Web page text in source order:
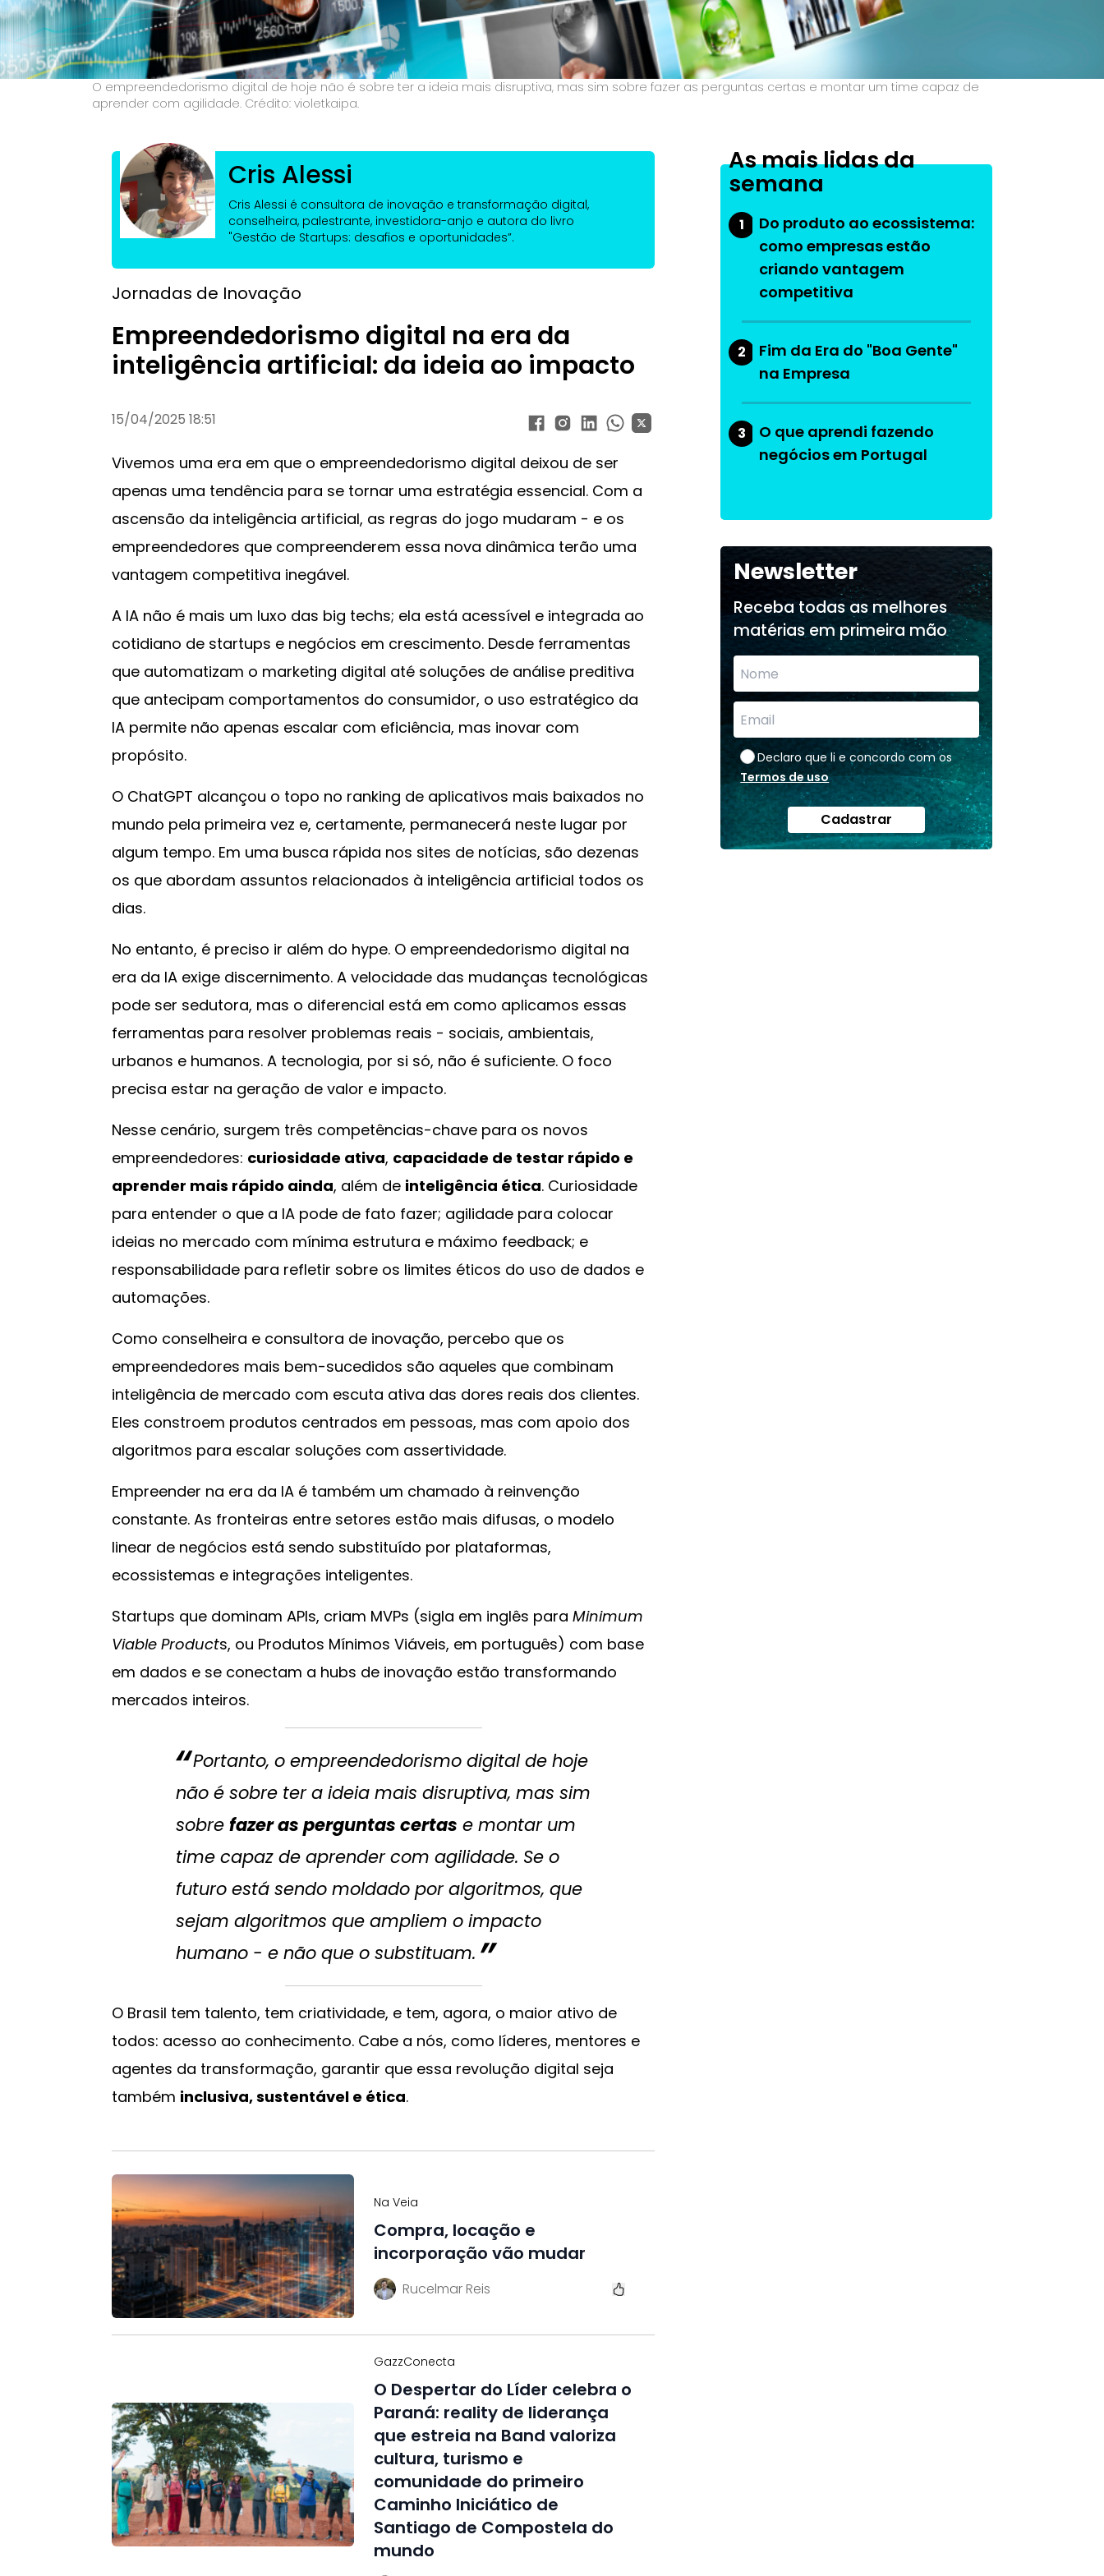
O empreendedorismo digital de hoje não é sobre ter a ideia mais disruptiva, mas sim sobre fazer as perguntas certas e montar um time capaz de
aprender com agilidade. Crédito: violetkaipa.
Cris Alessi
Cris Alessi é consultora de inovação e transformação digital,
conselheira, palestrante, investidora-anjo e autora do livro
"Gestão de Startups: desafios e oportunidades”.
Jornadas de Inovação
Empreendedorismo digital na era da
inteligência artificial: da ideia ao impacto
15/04/2025 18:51
Vivemos uma era em que o empreendedorismo digital deixou de ser
apenas uma tendência para se tornar uma estratégia essencial. Com a
ascensão da inteligência artificial, as regras do jogo mudaram - e os
empreendedores que compreenderem essa nova dinâmica terão uma
vantagem competitiva inegável.
A IA não é mais um luxo das big techs; ela está acessível e integrada ao
cotidiano de startups e negócios em crescimento. Desde ferramentas
que automatizam o marketing digital até soluções de análise preditiva
que antecipam comportamentos do consumidor, o uso estratégico da
IA permite não apenas escalar com eficiência, mas inovar com
propósito.
O ChatGPT alcançou o topo no ranking de aplicativos mais baixados no
mundo pela primeira vez e, certamente, permanecerá neste lugar por
algum tempo. Em uma busca rápida nos sites de notícias, são dezenas
os que abordam assuntos relacionados à inteligência artificial todos os
dias.
No entanto, é preciso ir além do hype. O empreendedorismo digital na
era da IA exige discernimento. A velocidade das mudanças tecnológicas
pode ser sedutora, mas o diferencial está em como aplicamos essas
ferramentas para resolver problemas reais - sociais, ambientais,
urbanos e humanos. A tecnologia, por si só, não é suficiente. O foco
precisa estar na geração de valor e impacto.
Nesse cenário, surgem três competências-chave para os novos
empreendedores: curiosidade ativa, capacidade de testar rápido e
aprender mais rápido ainda, além de inteligência ética. Curiosidade
para entender o que a IA pode de fato fazer; agilidade para colocar
ideias no mercado com mínima estrutura e máximo feedback; e
responsabilidade para refletir sobre os limites éticos do uso de dados e
automações.
Como conselheira e consultora de inovação, percebo que os
empreendedores mais bem-sucedidos são aqueles que combinam
inteligência de mercado com escuta ativa das dores reais dos clientes.
Eles constroem produtos centrados em pessoas, mas com apoio dos
algoritmos para escalar soluções com assertividade.
Empreender na era da IA é também um chamado à reinvenção
constante. As fronteiras entre setores estão mais difusas, o modelo
linear de negócios está sendo substituído por plataformas,
ecossistemas e integrações inteligentes.
Startups que dominam APIs, criam MVPs (sigla em inglês para Minimum
Viable Products, ou Produtos Mínimos Viáveis, em português) com base
em dados e se conectam a hubs de inovação estão transformando
mercados inteiros.
Portanto, o empreendedorismo digital de hoje
não é sobre ter a ideia mais disruptiva, mas sim
sobrefazer as perguntas certas e montar um
time capaz de aprender com agilidade. Se o
futuro está sendo moldado por algoritmos, que
sejam algoritmos que ampliem o impacto
humano - e não que o substituam.
O Brasil tem talento, tem criatividade, e tem, agora, o maior ativo de
todos: acesso ao conhecimento. Cabe a nós, como líderes, mentores e
agentes da transformação, garantir que essa revolução digital seja
também inclusiva, sustentável e ética.
Na Veia
Compra, locação e
incorporação vão mudar
Rucelmar Reis
GazzConecta
O Despertar do Líder celebra o
Paraná: reality de liderança
que estreia na Band valoriza
cultura, turismo e
comunidade do primeiro
Caminho Iniciático de
Santiago de Compostela do
mundo
As mais lidas da
semana
1
Do produto ao ecossistema:
como empresas estão
criando vantagem
competitiva
2
Fim da Era do "Boa Gente"
na Empresa
3
O que aprendi fazendo
negócios em Portugal
Newsletter
Receba todas as melhores
matérias em primeira mão
Declaro que li e concordo com os
Termos de uso
Cadastrar